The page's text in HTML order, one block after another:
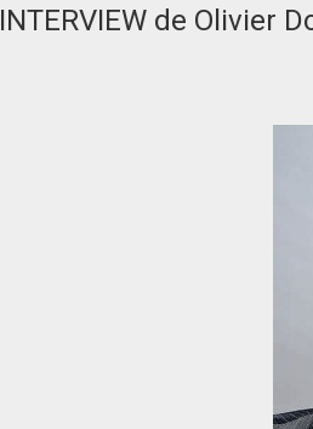
INTERVIEW de Olivier